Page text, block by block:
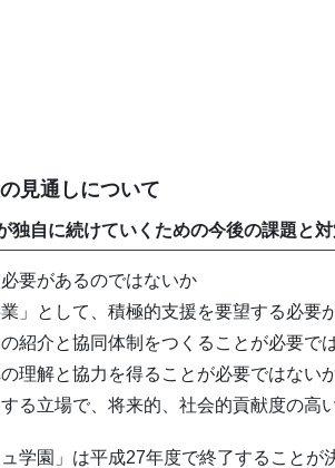
見通しについて
自に続けていくための今後の課題と
要があるのではないか
」として、積極的支援を要望する必要
紹介と協同体制をつくることが必要で
理解と協力を得ることが必要ではない
る立場で、将来的、社会的貢献度の高
学園」は平成27年度で終了することが